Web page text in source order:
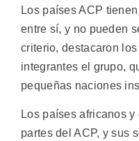
Los países ACP
entre sí, y no pueden
criterio, destacaron
integrantes el grupo,
pequeñas naciones
Los países africanos
partes del ACP, y sus